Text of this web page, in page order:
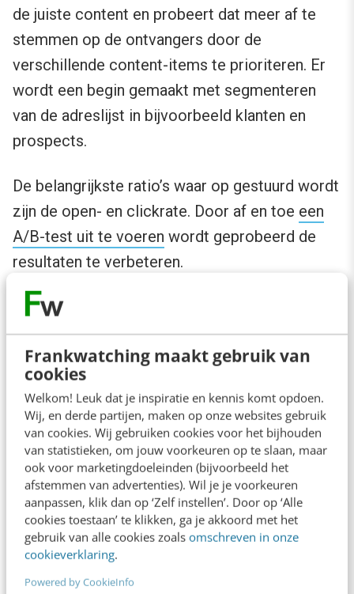
Frankwatching maakt gebruik van
cookies
Welkom! Leuk dat je inspiratie en kennis komt opdoen.
Wij, en derde partijen, maken op onze websites gebruik
van cookies. Wij gebruiken cookies voor het bijhouden
van statistieken, om jouw voorkeuren op te slaan, maar
ook voor marketingdoeleinden (bijvoorbeeld het
afstemmen van advertenties). Wil je je voorkeuren
aanpassen, klik dan op ‘Zelf instellen’. Door op ‘Alle
cookies toestaan’ te klikken, ga je akkoord met het
gebruik van alle cookies zoals omschreven in onze
cookieverklaring.
Powered by CookieInfo
de juiste content en probeert dat meer af te
stemmen op de ontvangers door de
verschillende content-items te prioriteren. Er
wordt een begin gemaakt met segmenteren
van de adreslijst in bijvoorbeeld klanten en
prospects.
De belangrijkste ratio’s waar op gestuurd wordt
zijn de open- en clickrate. Door af en toe een
A/B-test uit te voeren wordt geprobeerd de
resultaten te verbeteren.
Fase 2: Gevorderd
In de gevorderde Fase 2 worden er meerdere
typen mailings verstuurd. Nieuwe adressen
ontvangen bijvoorbeeld een welkomstserie en
de adreslijst wordt opgesplitst in verschillende
persona’s die andere content aangeboden
krijgen.
Planmatige aanpak met verschillende
content voor verschillende persona